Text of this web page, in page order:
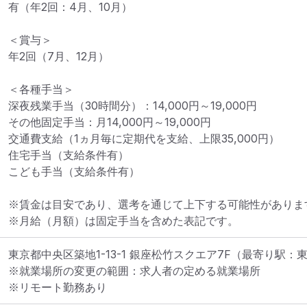
有（年2回：4月、10月）
＜賞与＞
年2回（7月、12月）
＜各種手当＞
深夜残業手当（30時間分）：14,000円～19,000円
その他固定手当：月14,000円～19,000円
交通費支給（1ヵ月毎に定期代を支給、上限35,000円）
住宅手当（支給条件有）
こども手当（支給条件有）
※賃金は目安であり、選考を通じて上下する可能性がありま
※月給（月額）は固定手当を含めた表記です。
東京都中央区築地1-13-1 銀座松竹スクエア7F （最寄り駅：
※就業場所の変更の範囲：求人者の定める就業場所
※リモート勤務あり